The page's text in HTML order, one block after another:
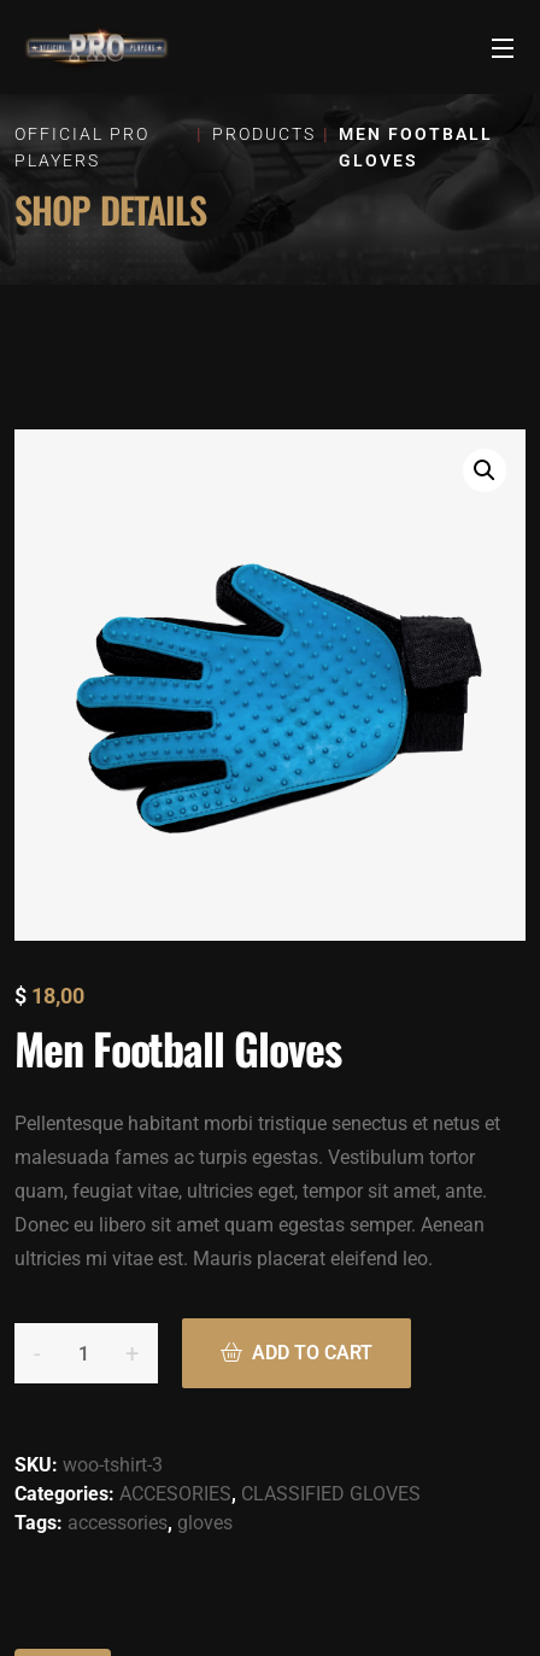
OFFICIAL PRO
PLAYERS
PRODUCTS
MEN FOOTBALL
GLOVES
SHOP DETAILS
$ 18,00
Men Football Gloves
Pellentesque habitant morbi tristique senectus et netus et
malesuada fames ac turpis egestas. Vestibulum tortor
quam, feugiat vitae, ultricies eget, tempor sit amet, ante.
Donec eu libero sit amet quam egestas semper. Aenean
ultricies mi vitae est. Mauris placerat eleifend leo.
ADD TO CART
SKU: woo-tshirt-3
Categories: ACCESORIES, CLASSIFIED GLOVES
Tags: accessories, gloves